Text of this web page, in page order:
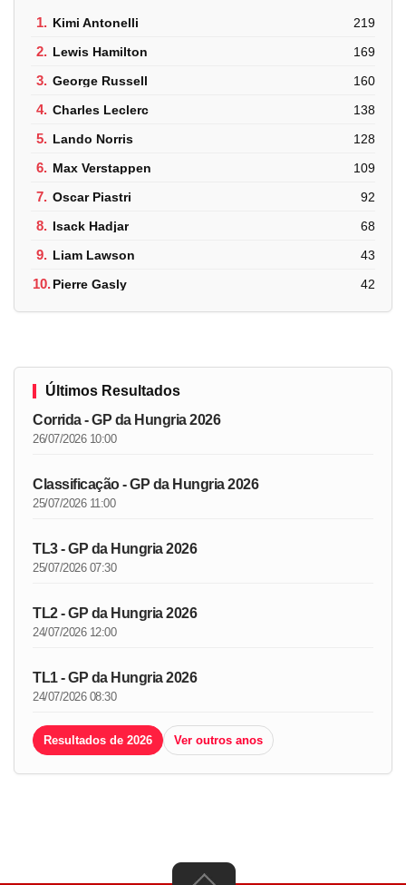
1. Kimi Antonelli 219
2. Lewis Hamilton 169
3. George Russell 160
4. Charles Leclerc 138
5. Lando Norris 128
6. Max Verstappen 109
7. Oscar Piastri 92
8. Isack Hadjar 68
9. Liam Lawson 43
10.Pierre Gasly 42
Últimos Resultados
Corrida - GP da Hungria 2026
26/07/2026 10:00
Classificação - GP da Hungria 2026
25/07/2026 11:00
TL3 - GP da Hungria 2026
25/07/2026 07:30
TL2 - GP da Hungria 2026
24/07/2026 12:00
TL1 - GP da Hungria 2026
24/07/2026 08:30
Resultados de 2026 Ver outros anos